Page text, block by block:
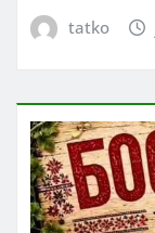
tatko